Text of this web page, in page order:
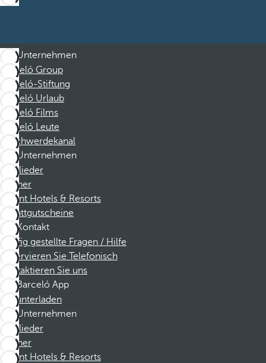
Unternehmen
Barceló Group
Barceló-Stiftung
Barceló Urlaub
Barceló Films
Barceló Leute
Beschwerdekanal
Unternehmen
Mitglieder
Partner
Dorint Hotels & Resorts
Rabattgutscheine
Kontakt
Häufig gestellte Fragen / Hilfe
Reservieren Sie Telefonisch
Kontaktieren Sie uns
Barceló App
Herunterladen
Unternehmen
Mitglieder
Partner
Dorint Hotels & Resorts